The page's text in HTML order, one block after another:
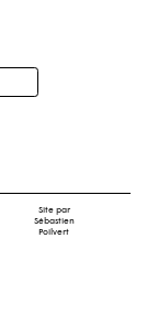
Site par
Sébastien
Poilvert